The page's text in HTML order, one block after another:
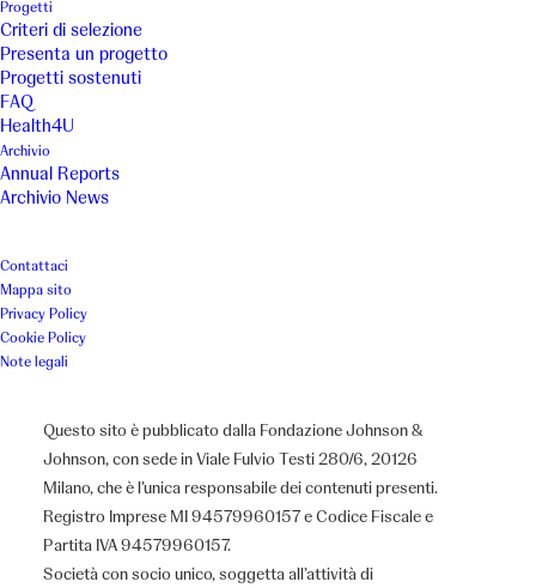
Progetti
Criteri di selezione
Presenta un progetto
Progetti sostenuti
FAQ
Health4U
Archivio
Annual Reports
Archivio News
Contattaci
Mappa sito
Privacy Policy
Cookie Policy
Note legali
Questo sito è pubblicato dalla Fondazione Johnson &
Johnson, con sede in Viale Fulvio Testi 280/6, 20126
Milano, che è l’unica responsabile dei contenuti presenti.
Registro Imprese MI 94579960157 e Codice Fiscale e
Partita IVA 94579960157.
Società con socio unico, soggetta all’attività di